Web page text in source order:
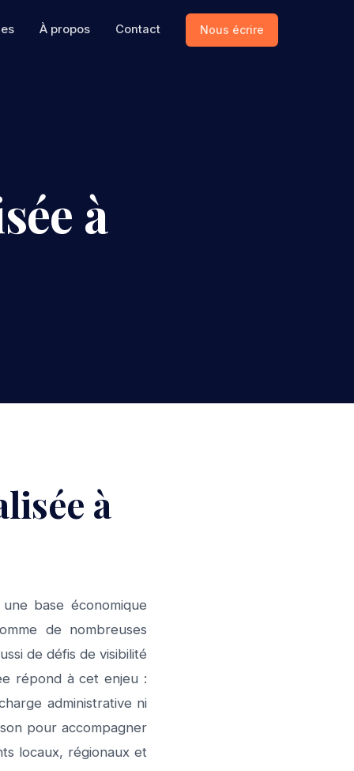
À propos Contact Nous écrire
à
à
base économique
de nombreuses
de défis de visibilité
répond à cet enjeu :
administrative ni
pour accompagner
locaux, régionaux et